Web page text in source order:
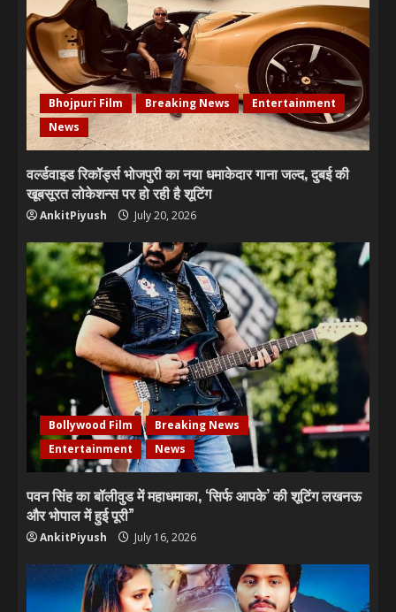
Bhojpuri Film Breaking News
Entertainment
News
वर्ल्डवाइड रिकॉर्ड्स भोजपुरी का नया धमाकेदार गाना जल्द, दुबई की
खूबसूरत लोकेशन्स पर हो रही है शूटिंग
AnkitPiyush July 20, 2026
Bollywood Film
Breaking News
Entertainment
News
पवन सिंह का बॉलीवुड में महाधमाका, ‘सिर्फ आपके’ की शूटिंग लखनऊ
और भोपाल में हुई पूरी”
AnkitPiyush July 16, 2026